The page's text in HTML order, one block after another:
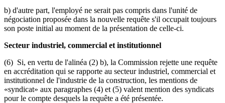
b) d'autre part, l'employé ne serait pas compris dans l'unité de
négociation proposée dans la nouvelle requête s'il occupait toujours
son poste initial au moment de la présentation de celle-ci.
Secteur industriel, commercial et institutionnel
(6) Si, en vertu de l'alinéa (2) b), la Commission rejette une requête
en accréditation qui se rapporte au secteur industriel, commercial et
institutionnel de l'industrie de la construction, les mentions de
«syndicat» aux paragraphes (4) et (5) valent mention des syndicats
pour le compte desquels la requête a été présentée.